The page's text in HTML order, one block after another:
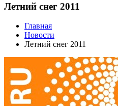
Летний снег 2011
Главная
Новости
Летний снег 2011